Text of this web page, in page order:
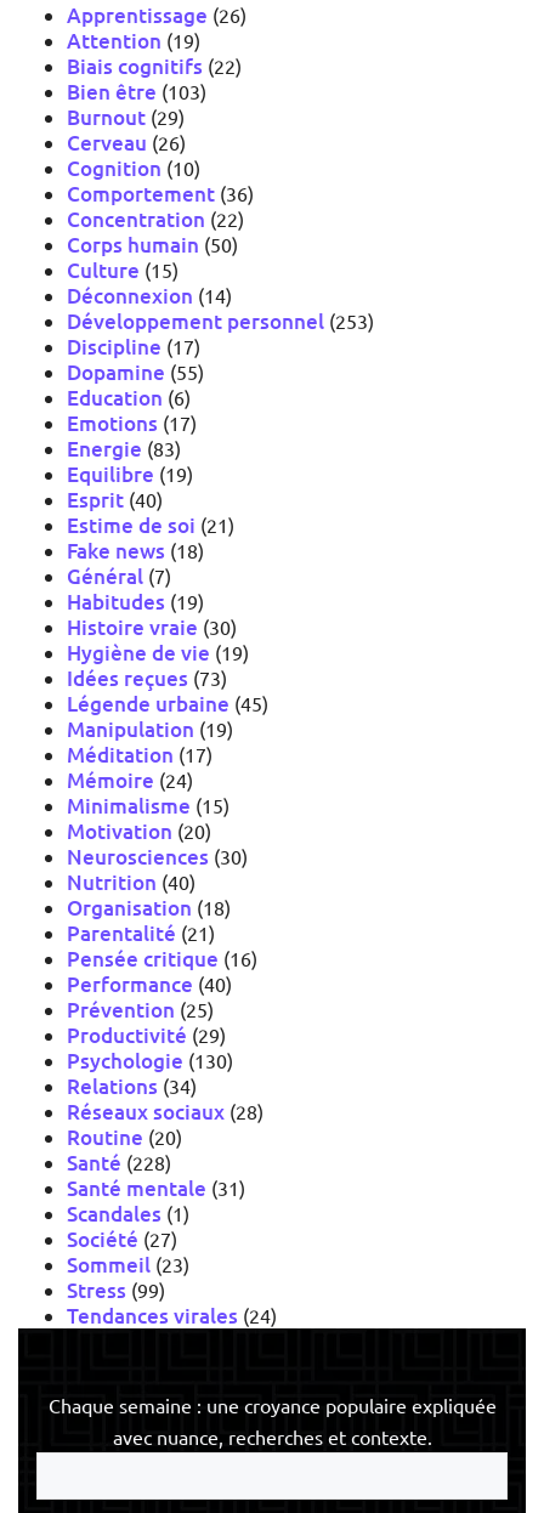
Apprentissage (26)
Attention (19)
Biais cognitifs (22)
Bien être (103)
Burnout (29)
Cerveau (26)
Cognition (10)
Comportement (36)
Concentration (22)
Corps humain (50)
Culture (15)
Déconnexion (14)
Développement personnel (253)
Discipline (17)
Dopamine (55)
Education (6)
Emotions (17)
Energie (83)
Equilibre (19)
Esprit (40)
Estime de soi (21)
Fake news (18)
Général (7)
Habitudes (19)
Histoire vraie (30)
Hygiène de vie (19)
Idées reçues (73)
Légende urbaine (45)
Manipulation (19)
Méditation (17)
Mémoire (24)
Minimalisme (15)
Motivation (20)
Neurosciences (30)
Nutrition (40)
Organisation (18)
Parentalité (21)
Pensée critique (16)
Performance (40)
Prévention (25)
Productivité (29)
Psychologie (130)
Relations (34)
Réseaux sociaux (28)
Routine (20)
Santé (228)
Santé mentale (31)
Scandales (1)
Société (27)
Sommeil (23)
Stress (99)
Tendances virales (24)
Chaque semaine : une croyance populaire expliquée
avec nuance, recherches et contexte.
Votre
mail